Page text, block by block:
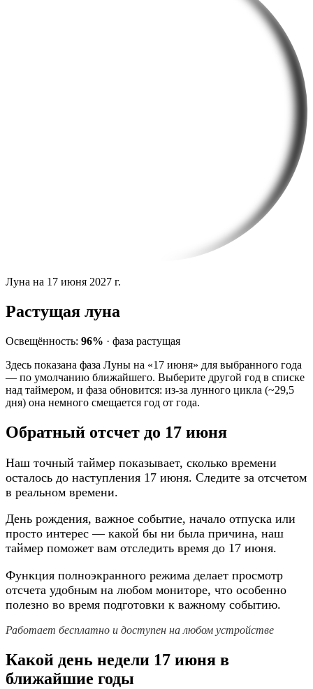
Луна на 17 июня 2027 г.
Растущая луна
Освещённость: 96% · фаза растущая
Здесь показана фаза Луны на «17 июня» для выбранного года
— по умолчанию ближайшего. Выберите другой год в списке
над таймером, и фаза обновится: из-за лунного цикла (~29,5
дня) она немного смещается год от года.
Обратный отсчет до 17 июня
Наш точный таймер показывает, сколько времени
осталось до наступления 17 июня. Следите за отсчетом
в реальном времени.
День рождения, важное событие, начало отпуска или
просто интерес — какой бы ни была причина, наш
таймер поможет вам отследить время до 17 июня.
Функция полноэкранного режима делает просмотр
отсчета удобным на любом мониторе, что особенно
полезно во время подготовки к важному событию.
Работает бесплатно и доступен на любом устройстве
Какой день недели 17 июня в
ближайшие годы